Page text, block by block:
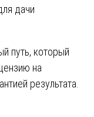
дачи
путь, который
на
результата.